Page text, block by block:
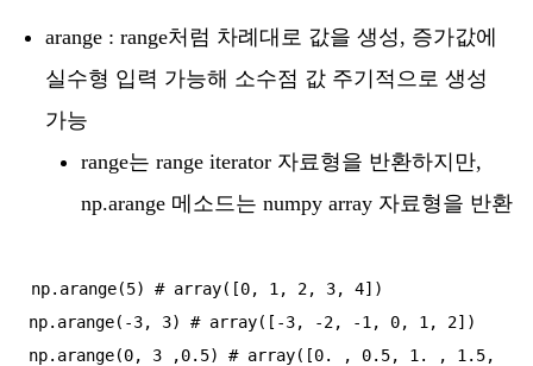
arange : range처럼 차례대로 값을 생성, 증가값에
실수형 입력 가능해 소수점 값 주기적으로 생성
가능
range는 range iterator 자료형을 반환하지만,
np.arange 메소드는 numpy array 자료형을 반환
np.arange(5) # array([0, 1, 2, 3, 4])
np.arange(-3, 3) # array([-3, -2, -1, 0, 1, 2])
np.arange(0, 3 ,0.5) # array([0. , 0.5, 1. , 1.5,